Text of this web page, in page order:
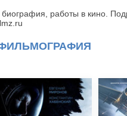
работы в кино.